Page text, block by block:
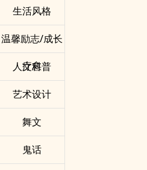
生活风格
温馨励志/成长
疗愈
人文科普
艺术设计
舞文
鬼话